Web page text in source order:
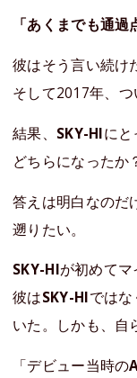
「あくまでも通
彼はそう言い続け
そして2017年、つ
結果、 SKY-HIに
どちらになったか
答えは明白なのだ
遡りたい。
SKY-HIが初めてマ
彼はSKY-HIでは
いた。しかも、自
「デビュー当時の